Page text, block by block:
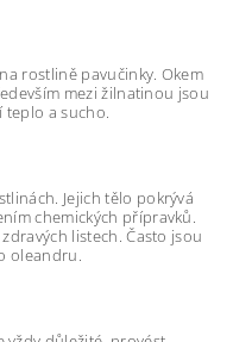
rostlině pavučinky. Okem
mezi žilnatinou jsou
teplo a sucho.
Jejich tělo pokrývá
chemických přípravků.
listech. Často jsou
oleandru.